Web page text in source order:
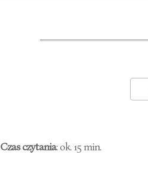
Czas czytania: ok. 15 min.